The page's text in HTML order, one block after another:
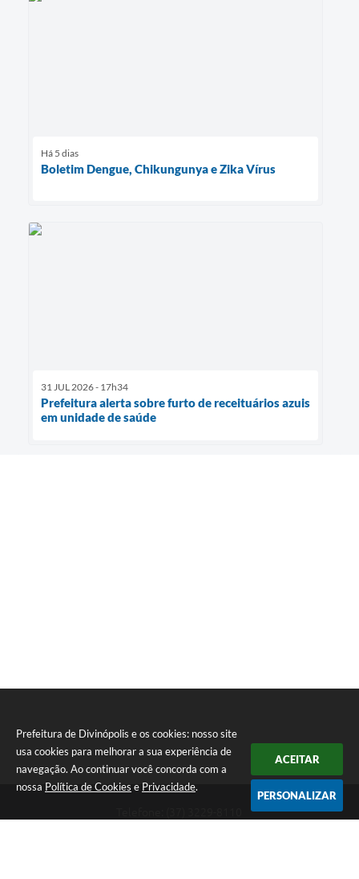
Prefeitura de Divinópolis e os cookies: nosso site
usa cookies para melhorar a sua experiência de
navegação. Ao continuar você concorda com a
nossa Política de Cookies e Privacidade.
ACEITAR
PERSONALIZAR
Há 5 dias
Boletim Dengue, Chikungunya e Zika Vírus
31 JUL 2026 - 17h34
Prefeitura alerta sobre furto de receituários azuis
em unidade de saúde